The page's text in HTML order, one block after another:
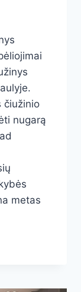
čiužinio
nugarą
metas